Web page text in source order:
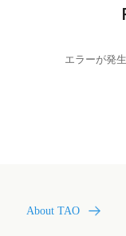
エラーが発
About TAO